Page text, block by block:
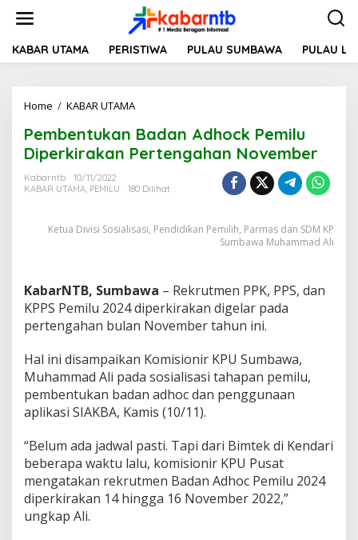
t
KABAR UTAMA PERISTIWA PULAU SUMBAWA PULAU
Home / KABAR UTAMA
m
b
e
t
a
d
a
n
h
o
c
k
m
i
l
u
D
Pembentukan Badan Adhock Pemilu
Diperkirakan Pertengahan November
Kabarntb
10/11/2022
KABAR UTAMA, PEMILU 180 Dilihat
Ketua Divisi Sosialisasi, Pendidikan Pemilih, Parmas dan SDM KP
Sumbawa Muhammad Ali
KabarNTB, Sumbawa – Rekrutmen PPK, PPS, dan
KPPS Pemilu 2024 diperkirakan digelar pada
pertengahan bulan November tahun ini.
Hal ini disampaikan Komisionir KPU Sumbawa,
Muhammad Ali pada sosialisasi tahapan pemilu,
pembentukan badan adhoc dan penggunaan
aplikasi SIAKBA, Kamis (10/11).
“Belum ada jadwal pasti. Tapi dari Bimtek di Kendari
beberapa waktu lalu, komisionir KPU Pusat
mengatakan rekrutmen Badan Adhoc Pemilu 2024
diperkirakan 14 hingga 16 November 2022,”
ungkap Ali.